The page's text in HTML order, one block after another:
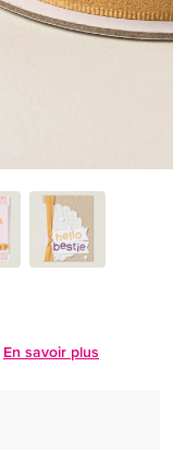
En savoir plus